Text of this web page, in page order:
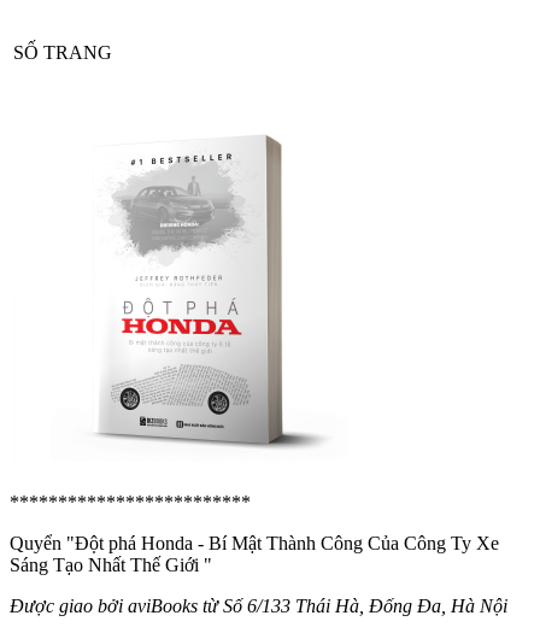
SỐ TRANG
*************************
Quyển "Đột phá Honda - Bí Mật Thành Công Của Công Ty Xe
Sáng Tạo Nhất Thế Giới "
Được giao bởi aviBooks từ Số 6/133 Thái Hà, Đống Đa, Hà Nội